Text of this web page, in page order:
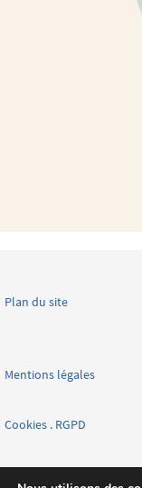
Plan du site
Mentions légales
Cookies . RGPD